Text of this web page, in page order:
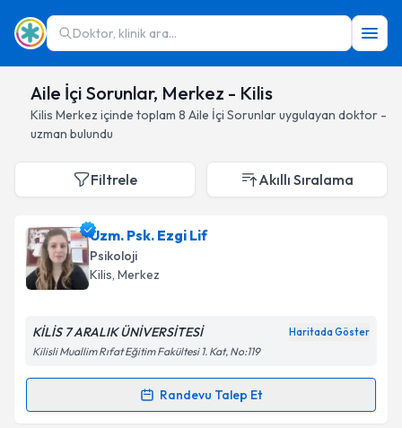
Doktor, klinik ara...
Aile İçi Sorunlar, Merkez - Kilis
Kilis Merkez içinde toplam 8 Aile İçi Sorunlaruygulayan doktor -
uzman bulundu
Filtrele Akıllı Sıralama
Uzm. Psk. Ezgi Lif
Psikoloji
Kilis, Merkez
KİLİS 7 ARALIK ÜNİVERSİTESİ Haritada Göster
Kilisli Muallim Rıfat Eğitim Fakültesi 1. Kat, No:119
Randevu Talep Et
Randevu Takvimi Talebi